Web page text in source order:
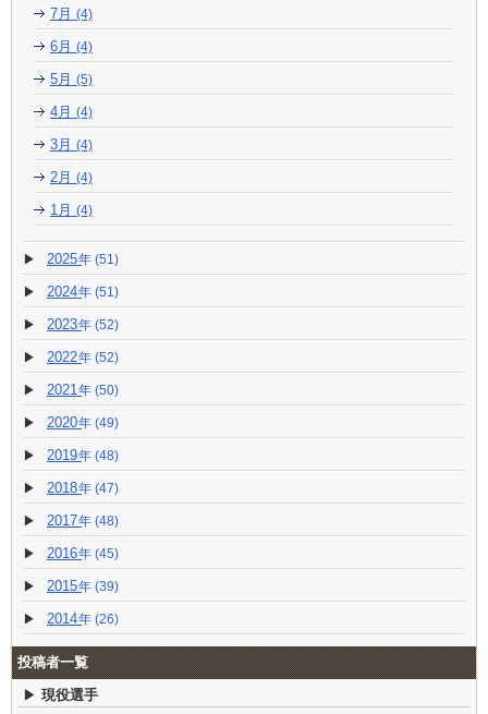
7月 (4)
6月 (4)
5月 (5)
4月 (4)
3月 (4)
2月 (4)
1月 (4)
2025 (51)
2024 (51)
2023 (52)
2022 (52)
2021 (50)
2020 (49)
2019 (48)
2018 (47)
2017 (48)
2016 (45)
2015 (39)
2014 (26)
投稿者一覧
現役選手